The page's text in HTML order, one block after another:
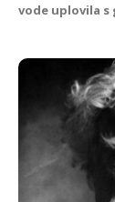
vode uplovila s